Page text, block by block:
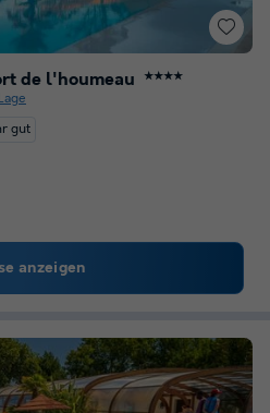
de l'houmeau ★★★★
Lage
gut
anzeigen